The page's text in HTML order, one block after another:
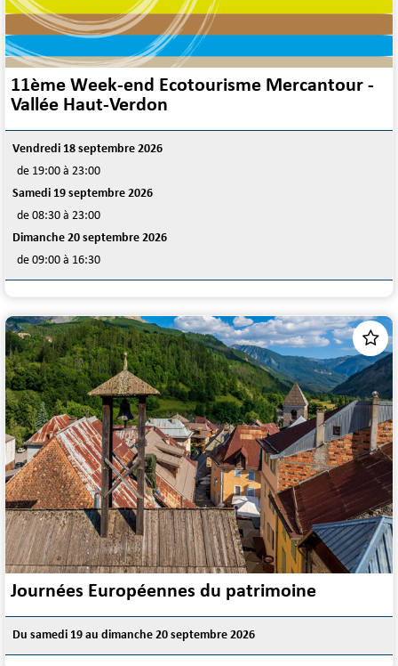
11ème Week-end Ecotourisme Mercantour -
Vallée Haut-Verdon
Vendredi 18 septembre 2026
de 19:00 à 23:00
Samedi 19 septembre 2026
de 08:30 à 23:00
Dimanche 20 septembre 2026
de 09:00 à 16:30
Journées Européennes du patrimoine
Du samedi 19 au dimanche 20 septembre 2026